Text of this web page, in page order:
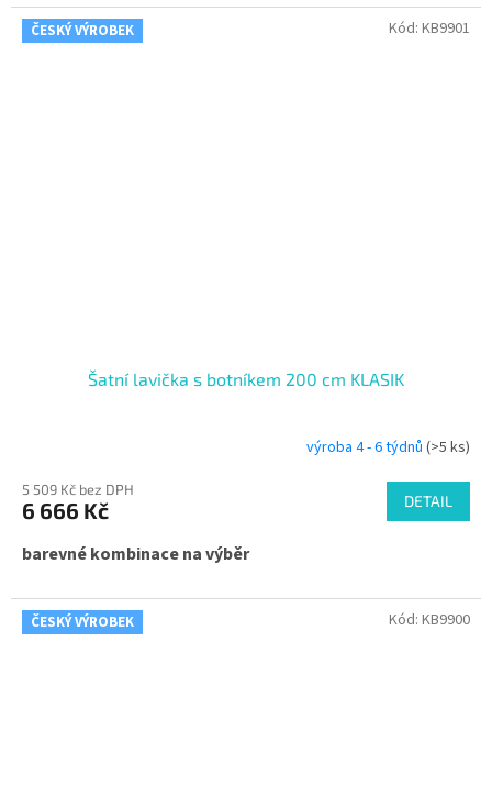
ČESKÝ VÝROBEK
Šatní lavička s botníkem 200 cm KLASIK
výroba 4 - 6 týdnů (>5 ks)
5 509 Kč bez DPH
6 666 Kč DETAIL
barevné kombinace na výběr
Kód: KB9901
ČESKÝ VÝROBEK Kód: KB9900